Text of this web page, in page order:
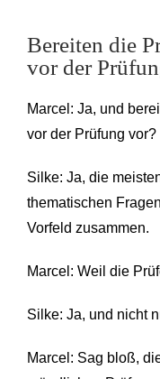
Bereiten die
vor der
Marcel: Ja, und
vor der Prüfung vor?
Silke: Ja, die
thematischen
Vorfeld zusammen.
Marcel: Weil die
Silke: Ja, und nicht
Marcel: Sag bloß,